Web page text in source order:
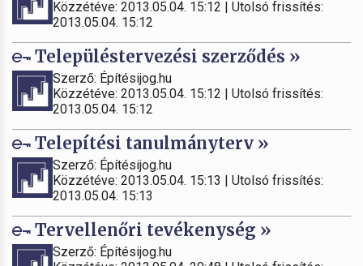
Közzétéve: 2013.05.04. 15:12 | Utolsó frissítés:
2013.05.04. 15:12
Településtervezési szerződés »
Szerző: Építésijog.hu
Közzétéve: 2013.05.04. 15:12 | Utolsó frissítés:
2013.05.04. 15:12
Telepítési tanulmányterv »
Szerző: Építésijog.hu
Közzétéve: 2013.05.04. 15:13 | Utolsó frissítés:
2013.05.04. 15:13
Tervellenőri tevékenység »
Szerző: Építésijog.hu